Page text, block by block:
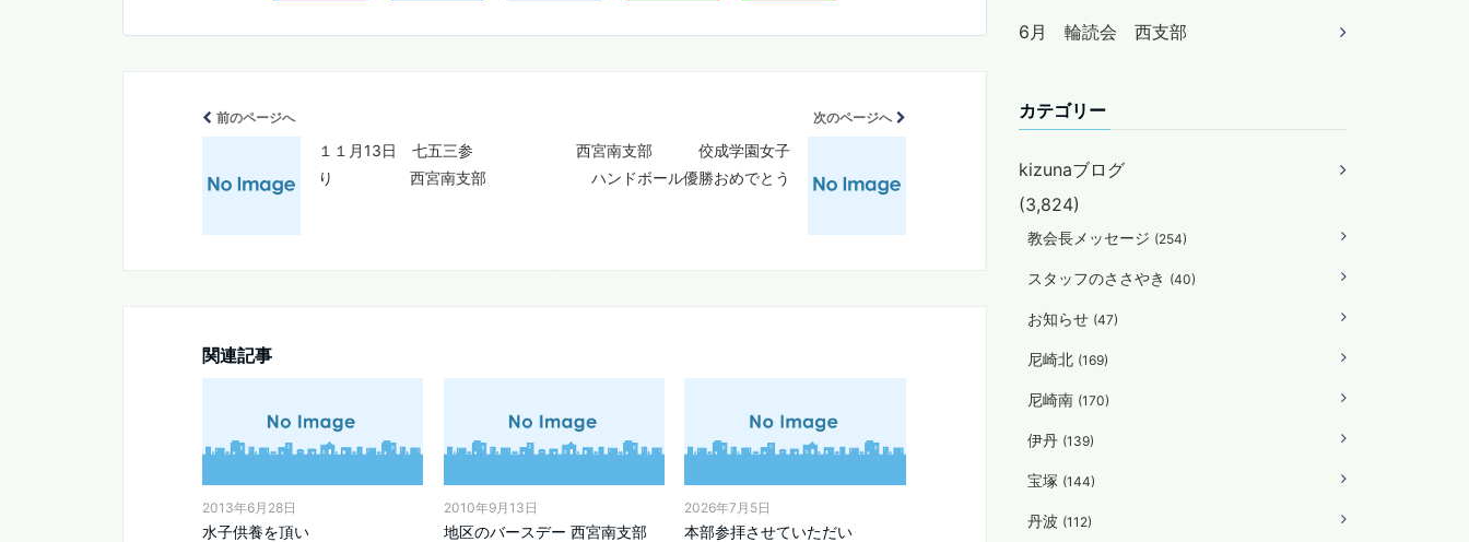
前のページへ
１１月13日 七五三参
り 西宮南支部
次のページへ
西宮南支部 佼成学園女子
ハンドボール優勝おめでとう
関連記事
2013年6月28日
水子供養を頂い
2010年9月13日
地区のバースデー 西宮南支部
2026年7月5日
本部参拝させていただい
6月 輪読会 西支部
カテゴリー
kizunaブログ
(3,824)
教会長メッセージ (254)
スタッフのささやき (40)
お知らせ (47)
尼崎北 (169)
尼崎南 (170)
伊丹 (139)
宝塚 (144)
丹波 (112)